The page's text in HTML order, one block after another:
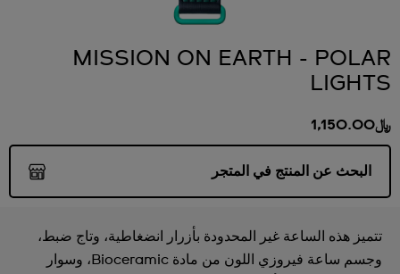
MISSION ON EARTH - POLAR
LIGHTS
﷼1,150.00
البحث عن المنتج في المتجر
تتميز هذه الساعة غير المحدودة بأزرار انضغاطية، وتاج ضبط،
وجسم ساعة فيروزي اللون من مادة Bioceramic، وسوار